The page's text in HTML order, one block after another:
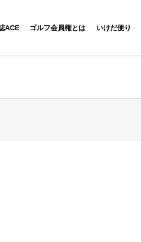
ACE ゴルフ会員権とは いけだ便り